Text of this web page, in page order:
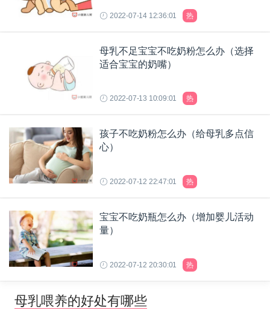
2022-07-14 12:36:01 热
母乳不足宝宝不吃奶粉怎么办（选择
适合宝宝的奶嘴）
2022-07-13 10:09:01 热
孩子不吃奶粉怎么办（给母乳多点信
心）
2022-07-12 22:47:01 热
宝宝不吃奶瓶怎么办（增加婴儿活动
量）
2022-07-12 20:30:01 热
母乳喂养的好处有哪些